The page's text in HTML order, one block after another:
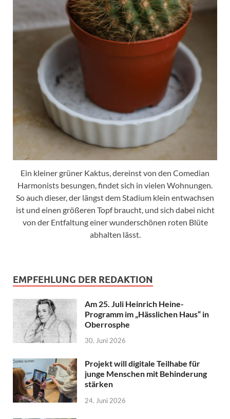
Ein kleiner grüner Kaktus, dereinst von den Comedian
Harmonists besungen, findet sich in vielen Wohnungen.
So auch dieser, der längst dem Stadium klein entwachsen
ist und einen größeren Topf braucht, und sich dabei nicht
von der Entfaltung einer wunderschönen roten Blüte
abhalten lässt.
EMPFEHLUNG DER REDAKTION
Am 25. Juli Heinrich Heine-
Programm im „Hässlichen Haus“ in
Oberrosphe
30. Juni 2026
Projekt will digitale Teilhabe für
junge Menschen mit Behinderung
stärken
24. Juni 2026